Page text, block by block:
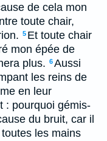
de cela mon
toute chair,
5 Et toute chair
mon épée de
plus. 6Aussi
les reins de
en leur
: pourquoi gémis-
du bruit, car il
les mains